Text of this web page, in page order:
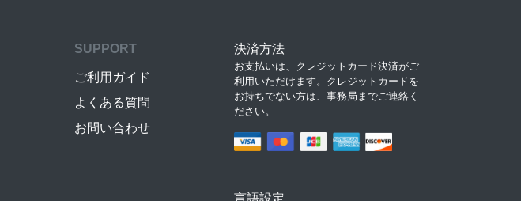
SUPPORT
ご利用ガイド
よくある質問
お問い合わせ
決済方法
お支払いは、クレジットカード決済がご
利用いただけます。クレジットカードを
お持ちでない方は、事務局までご連絡く
ださい。
言語設定